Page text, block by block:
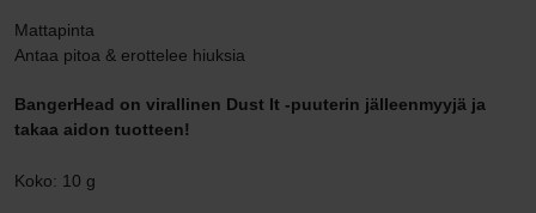
Mattapinta
Antaa pitoa & erottelee hiuksia
BangerHead on virallinen Dust It -puuterin jälleenmyyjä ja
takaa aidon tuotteen!
Koko: 10 g